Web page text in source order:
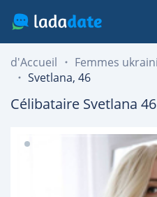
d'Accueil Femmes
Svetlana, 46
Célibataire Svetlana 46